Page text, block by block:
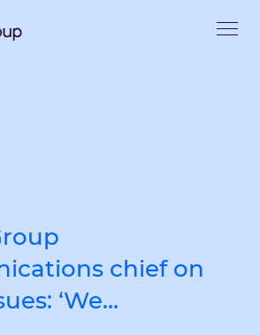
chief on
‘We…